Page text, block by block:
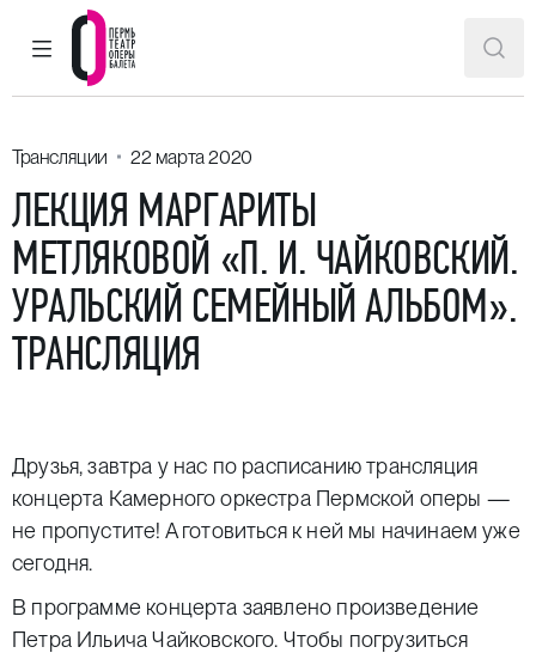
ГЛАВНОЕ МЕНЮ
Пермский театр оперы и балета
Трансляции 22 марта 2020
ЛЕКЦИЯ МАРГАРИТЫ
МЕТЛЯКОВОЙ «П. И. ЧАЙКОВСКИЙ.
УРАЛЬСКИЙ СЕМЕЙНЫЙ АЛЬБОМ».
ТРАНСЛЯЦИЯ
Друзья, завтра у нас по расписанию трансляция
концерта Камерного оркестра Пермской оперы —
не пропустите! А готовиться к ней мы начинаем уже
сегодня.
В программе концерта заявлено произведение
Петра Ильича Чайковского. Чтобы погрузиться